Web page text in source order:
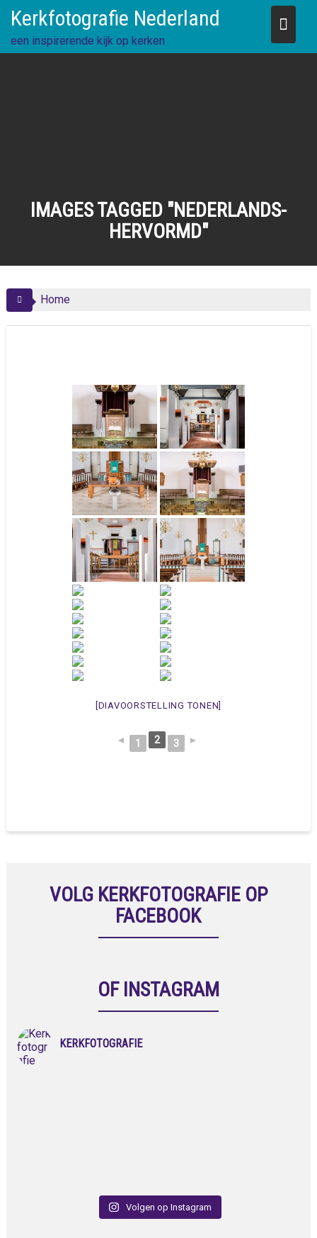
content
Kerkfotografie Nederland
een inspirerende kijk op kerken
IMAGES TAGGED "NEDERLANDS-
HERVORMD"
Home
[DIAVOORSTELLING TONEN]
◄ 1 2 3 ►
VOLG KERKFOTOGRAFIE OP
FACEBOOK
OF INSTAGRAM
KERKFOTOGRAFIE
Volgen op Instagram